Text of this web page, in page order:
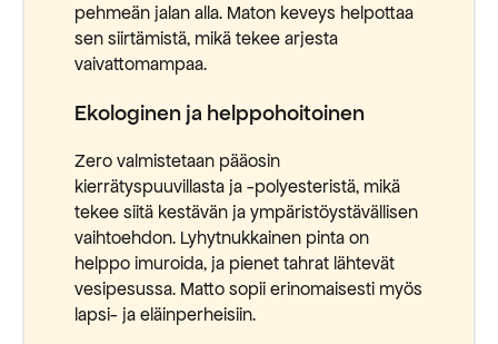
pehmeän jalan alla. Maton keveys helpottaa
sen siirtämistä, mikä tekee arjesta
vaivattomampaa.
Ekologinen ja helppohoitoinen
Zero valmistetaan pääosin
kierrätyspuuvillasta ja -polyesteristä, mikä
tekee siitä kestävän ja ympäristöystävällisen
vaihtoehdon. Lyhytnukkainen pinta on
helppo imuroida, ja pienet tahrat lähtevät
vesipesussa. Matto sopii erinomaisesti myös
lapsi- ja eläinperheisiin.